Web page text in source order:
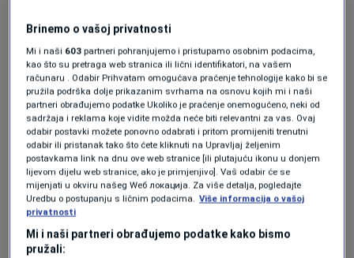
+ 13
POGLEDAJTE GALERIJU
Brinemo o vašoj privatnosti
Mi i naši 603 partneri pohranjujemo i pristupamo osobnim podacima,
kao što su pretraga web stranica ili lični identifikatori, na vašem
računaru . Odabir Prihvatam omogućava praćenje tehnologije kako bi se
pružila podrška dolje prikazanim svrhama na osnovu kojih mi i naši
partneri obrađujemo podatke Ukoliko je praćenje onemogućeno, neki od
sadržaja i reklama koje vidite možda neće biti relevantni za vas. Ovaj
odabir postavki možete ponovno odabrati i pritom promijeniti trenutni
odabir ili pristanak tako što ćete kliknuti na Upravljaj željenim
postavkama link na dnu ove web stranice [ili plutajuću ikonu u donjem
lijevom dijelu web stranice, ako je primjenjivo]. Vaš odabir će se
mijenjati u okviru našeg Wеб локација. Za više detalja, pogledajte
Uredbu o postupanju s ličnim podacima. Više informacija o vašoj
privatnosti
Mi i naši partneri obrađujemo podatke kako bismo
pružali: